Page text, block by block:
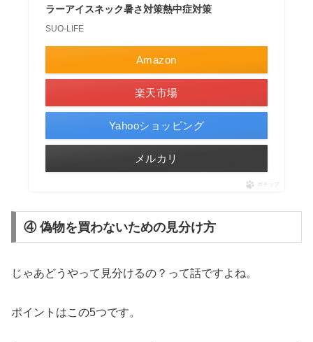
ラーアイスネック暑さ対策熱中症対策
SUO-LIFE
Amazon
楽天市場
Yahooショッピング
メルカリ
ポチップ
④ 偽物を買わないための見分け方
じゃあどうやって見分けるの？って話ですよね。
ポイントはこの5つです。